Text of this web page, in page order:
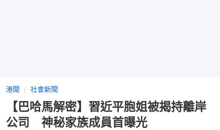
港聞 社會新聞
【巴哈馬解密】習近平胞姐被揭持離岸
公司 神秘家族成員首曝光